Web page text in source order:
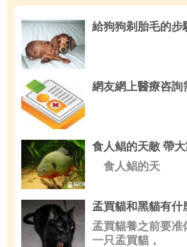
給狗狗剃胎毛的步
網友網上醫療咨詢
食人鲳的天敵 帶
食人鲳的天
孟買貓養之前要准
一只孟買貓，